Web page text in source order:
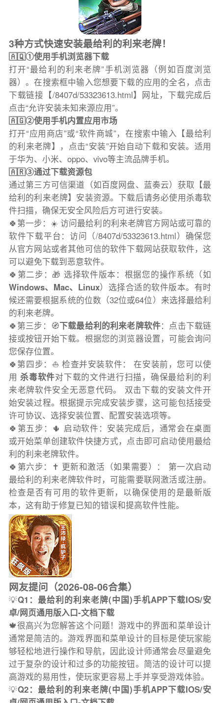
3种方式快速安装最给利的利来老牌！
🇦🇶①使用手机浏览器下载
打开“最给利的利来老牌”手机浏览器（例如百度浏览
器）。在搜索框中输入您想要下载的应用的全名，点击
下载链接【/8407d/53323613.html】网址，下载完成后
点击“允许安装未知来源应用”。
🇦🇬②使用手机内置应用市场
打开“应用商店”或“软件商城”，在搜索中输入【最给利
的利来老牌】，点击“安装”开始自动下载和安装。适用
于华为、小米、oppo、vivo等主流品牌手机。
🇦🇷③通过下载资源包
通过第三方可信渠道（如百度网盘、蓝奏云）获取【最
给利的利来老牌】安装资源。下载后请务必使用杀毒软
件扫描，确保无安全风险后方可进行安装。
🍀第一步：☀️ 访问最给利的利来老牌官方网站或可靠的
软件下载平台：访问（/8407d/53323613.html）确保您
从官方网站或者其他可信的软件下载网站获取软件，这
可以避免下载到恶意软件。
🍀第二步：🎁 选择软件版本：根据您的操作系统（如
Windows、Mac、Linux）选择合适的软件版本。有时
候还需要根据系统的位数（32位或64位）来选择最给利
的利来老牌。
🍀第三步：🧭下载最给利的利来老牌软件：点击下载链
接或按钮开始下载。根据您的浏览器设置，可能会询问
您保存位置。
🍀第四步：⛵️ 检查并安装软件： 在安装前，您可以使
用杀毒软件对下载的文件进行扫描，确保最给利的利
来老牌软件安全无恶意代码。 双击下载的安装文件开
始安装过程。根据提示完成安装步骤，这可能包括接受
许可协议、选择安装位置、配置安装选项等。
🍀第五步：🌵 启动软件：安装完成后，通常会在桌面
或开始菜单创建软件快捷方式，点击即可启动使用最给
利的利来老牌软件。
🍀第六步：✝️ 更新和激活（如果需要）： 第一次启动
最给利的利来老牌软件时，可能需要联网激活或注册。
检查是否有可用的软件更新，以确保使用的是最新版
本，这有助于修复已知的错误和提高软件性能。
网友提问（2026-08-06合集）
💡Q1：最给利的利来老牌(中国)手机APP下载IOS/安
卓/网页通用版入口-文档下载
🍁很高兴为您解答这个问题！游戏中的界面和菜单设计
通常是简洁的。游戏界面和菜单设计的目标是使玩家能
够轻松地进行操作和导航，因此设计师通常会尽量避免
过于复杂的设计和过多的功能按钮。简洁的设计可以提
高游戏的易用性，使玩家更容易上手并享受游戏体验。
💡Q2：最给利的利来老牌(中国)手机APP下载IOS/安